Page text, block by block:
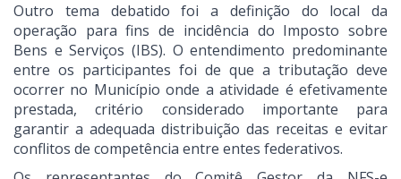
Outro tema debatido foi a definição do local da
operação para fins de incidência do Imposto sobre
Bens e Serviços (IBS). O entendimento predominante
entre os participantes foi de que a tributação deve
ocorrer no Município onde a atividade é efetivamente
prestada, critério considerado importante para
garantir a adequada distribuição das receitas e evitar
conflitos de competência entre entes federativos.